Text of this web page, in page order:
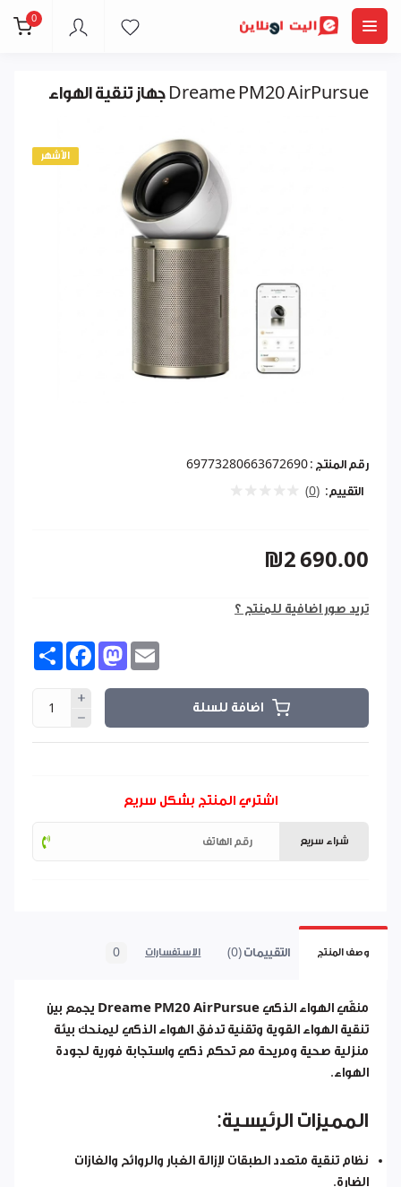
0
جهاز تنقية الهواء Dreame PM20 AirPursue
الأشهر
رقم المنتج : 69773280663672690
التقييم: (0)
₪2 690.00
تريد صور اضافية للمنتج ؟
Share FacebookMastodon
اضافة للسلة
اشتري المنتج بشكل سريع
شراء سريع
وصف المنتج التقييمات (0) الاستفسارات 0
منقّي الهواء الذكيDreame PM20 AirPursue يجمع بين
تنقية الهواء القوية وتقنية تدفق الهواء الذكي ليمنحك بيئة
منزلية صحية ومريحة مع تحكم ذكي واستجابة فورية لجودة
الهواء.
المميزات الرئيسية:
نظام تنقية متعدد الطبقات لإزالة الغبار والروائح والغازات
الضارة.